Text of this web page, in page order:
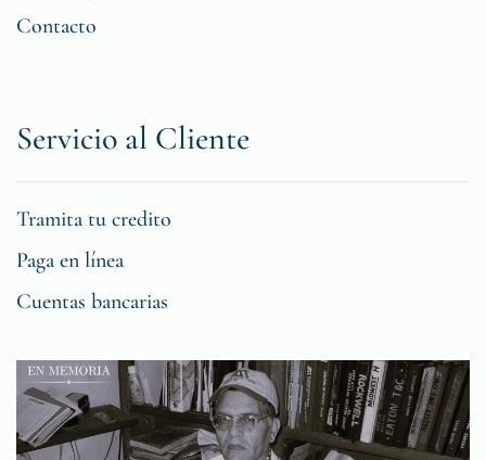
Contacto
Servicio al Cliente
Tramita tu credito
Paga en línea
Cuentas bancarias